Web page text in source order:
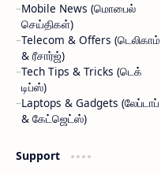
Mobile News (மொபைல்
செய்திகள்)
Telecom & Offers (டெலிகாம்
& ரீசார்ஜ்)
Tech Tips & Tricks (டெக்
டிப்ஸ்)
Laptops & Gadgets (லேப்டாப்
& கேட்ஜெட்ஸ்)
Support